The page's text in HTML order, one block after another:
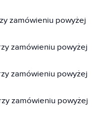
zamówieniu powyżej
zamówieniu powyżej
zamówieniu powyżej
zamówieniu powyżej